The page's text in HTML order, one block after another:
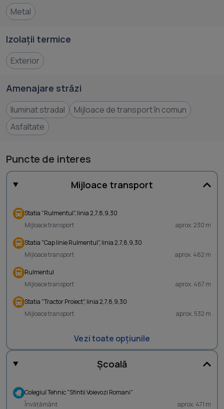
Metal
Izolații termice
Exterior
Amenajare străzi
Iluminat stradal
Mijloace de transport în comun
Asfaltate
Puncte de interes
Mijloace transport
Statia "Rulmentul", linia 2,7,8,9,30
Mijloace transport
aprox. 230 m
Statia "Cap linie Rulmentul", linia 2,7,8,9,30
Mijloace transport
aprox. 462 m
Rulmentul
Mijloace transport
aprox. 467 m
Statia "Tractor Proiect", linia 2,7,8,9,30
Mijloace transport
aprox. 532 m
Vezi toate opțiunile
Școală
Colegiul Tehnic "Sfintii Voievozi Romani"
Învățământ
aprox. 471 m